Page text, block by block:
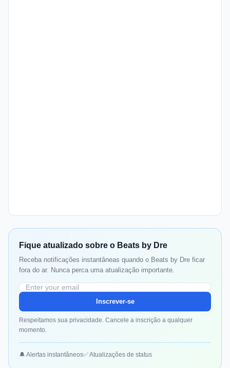
Fique atualizado sobre o Beats by Dre
Receba notificações instantâneas quando o Beats by Dre ficar
fora do ar. Nunca perca uma atualização importante.
Inscrever-se
Respeitamos sua privacidade. Cancele a inscrição a qualquer
momento.
🔔 Alertas instantâneos✅ Atualizações de status